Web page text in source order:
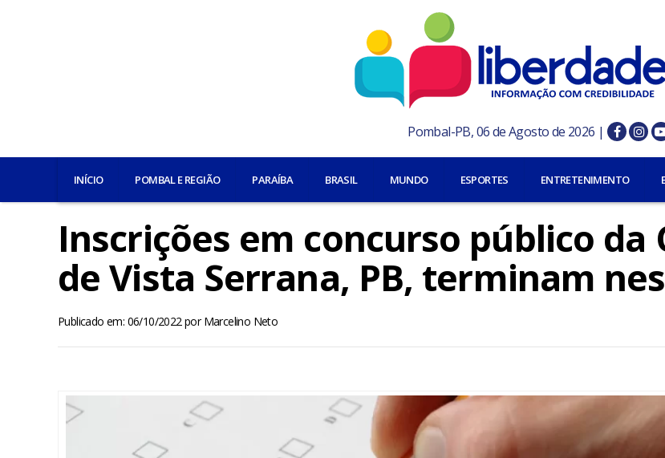
Pombal-PB, 06 de Agosto de 2026 |
INÍCIO POMBAL E REGIÃO PARAÍBA BRASIL MUNDO ESPORTES ENTRETENIMENTO
Inscrições em concurso público da
de Vista Serrana, PB, terminam
Publicado em: 06/10/2022porMarcelino Neto